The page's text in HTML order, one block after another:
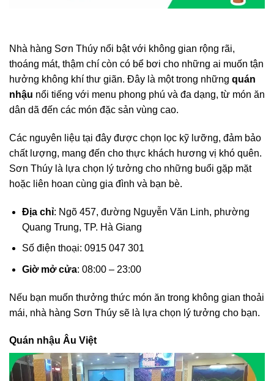
Nhà hàng Sơn Thúy nổi bật với không gian rộng rãi,
thoáng mát, thậm chí còn có bể bơi cho những ai muốn tận
hưởng không khí thư giãn. Đây là một trong những quán
nhậu nổi tiếng với menu phong phú và đa dạng, từ món ăn
dân dã đến các món đặc sản vùng cao.
Các nguyên liệu tại đây được chọn lọc kỹ lưỡng, đảm bảo
chất lượng, mang đến cho thực khách hương vị khó quên.
Sơn Thúy là lựa chọn lý tưởng cho những buổi gặp mặt
hoặc liên hoan cùng gia đình và bạn bè.
Địa chỉ: Ngõ 457, đường Nguyễn Văn Linh, phường
Quang Trung, TP. Hà Giang
Số điện thoại: 0915 047 301
Giờ mở cửa: 08:00 – 23:00
Nếu bạn muốn thưởng thức món ăn trong không gian thoải
mái, nhà hàng Sơn Thúy sẽ là lựa chọn lý tưởng cho bạn.
Quán nhậu Âu Việt